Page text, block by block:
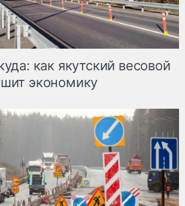
как якутский весовой
экономику